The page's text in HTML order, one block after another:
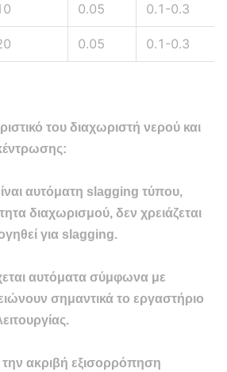
0.05 0.1-0.3
0.05 0.1-0.3
του διαχωριστή νερού και
αυτόματη slagging τύπου,
διαχωρισμού, δεν χρειάζεται
για slagging.
αυτόματα σύμφωνα με
σημαντικά το εργαστήριο
ακριβή εξισορρόπηση